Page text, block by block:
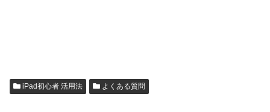
iPad初心者 活用法 よくある質問